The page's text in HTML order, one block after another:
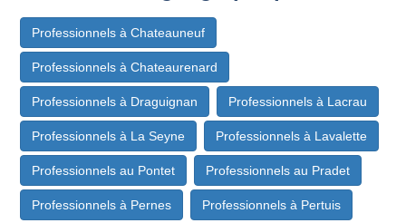
Professionnels à Chateauneuf
Professionnels à Chateaurenard
Professionnels à Draguignan Professionnels à Lacrau
Professionnels à La Seyne Professionnels à Lavalette
Professionnels au Pontet Professionnels au Pradet
Professionnels à Pernes Professionnels à Pertuis